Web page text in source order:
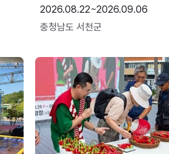
2026.08.22~2026.09.06
충청남도 서천군